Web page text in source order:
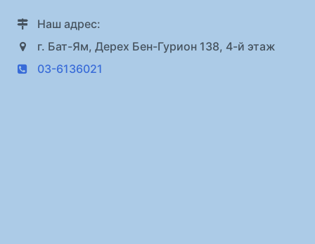
Наш адрес:
г. Бат-Ям, Дерех Бен-Гурион 138, 4-й этаж
03-6136021